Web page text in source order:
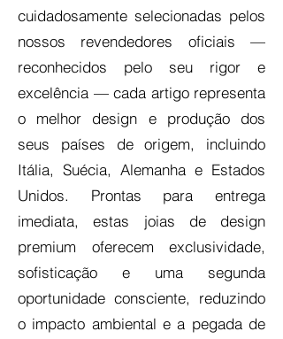
cuidadosamente selecionadas pelos
nossos revendedores oficiais —
reconhecidos pelo seu rigor e
excelência — cada artigo representa
o melhor design e produção dos
seus países de origem, incluindo
Itália, Suécia, Alemanha e Estados
Unidos. Prontas para entrega
imediata, estas joias de design
premium oferecem exclusividade,
sofisticação e uma segunda
oportunidade consciente, reduzindo
o impacto ambiental e a pegada de